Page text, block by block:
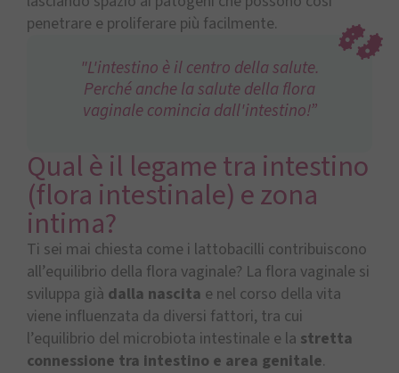
penetrare e proliferare più facilmente.
"L'intestino è il centro della salute.
Perché anche la salute della flora
vaginale comincia dall'intestino!”
Qual è il legame tra intestino
(flora intestinale) e zona
intima?
Ti sei mai chiesta come i lattobacilli contribuiscono
all’equilibrio della flora vaginale? La flora vaginale si
sviluppa già dalla nascita e nel corso della vita
viene influenzata da diversi fattori, tra cui
l’equilibrio del microbiota intestinale e la stretta
connessione tra intestino e area genitale.